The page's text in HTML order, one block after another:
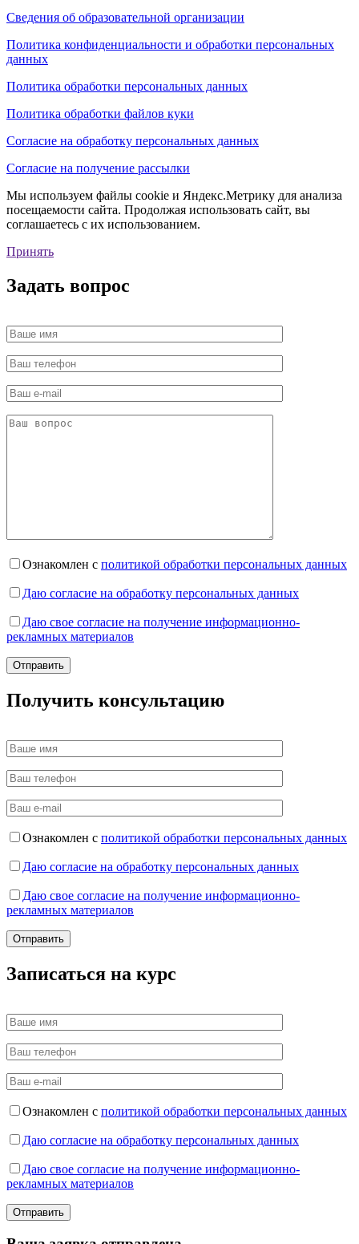
Сведения об образовательной организации
Политика конфиденциальности и обработки персональных
данных
Политика обработки персональных данных
Политика обработки файлов куки
Согласие на обработку персональных данных
Согласие на получение рассылки
Мы используем файлы cookie и Яндекс.Метрику для анализа
посещаемости сайта. Продолжая использовать сайт, вы
соглашаетесь с их использованием.
Принять
Задать вопрос
Ознакомлен с политикой обработки персональных данных
Даю согласие на обработку персональных данных
Даю свое согласие на получение информационно-
рекламных материалов
Получить консультацию
Ознакомлен с политикой обработки персональных данных
Даю согласие на обработку персональных данных
Даю свое согласие на получение информационно-
рекламных материалов
Записаться на курс
Ознакомлен с политикой обработки персональных данных
Даю согласие на обработку персональных данных
Даю свое согласие на получение информационно-
рекламных материалов